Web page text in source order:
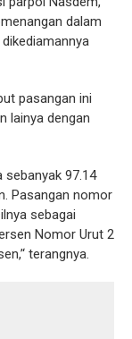
dalam
pasangan ini
lainya dengan
sebanyak 97.14
Pasangan nomor
sebagai
Nomor Urut 2
terangnya.